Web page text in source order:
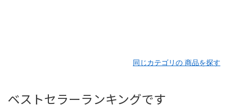
同じカテゴリの 商品を探す
ベストセラーランキングです